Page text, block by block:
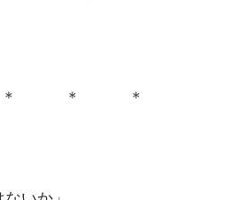
＊ ＊ ＊